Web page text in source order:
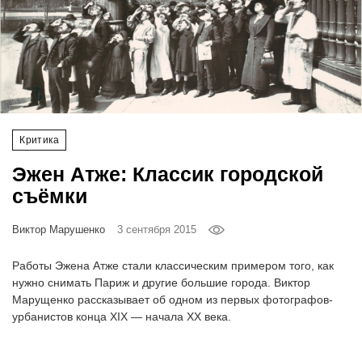
Критика
Эжен Атже: Классик городской
съёмки
Виктор Марушенко 3 сентября 2015
Работы Эжена Атже стали классическим примером того, как
нужно снимать Париж и другие большие города. Виктор
Марущенко рассказывает об одном из первых фотографов-
урбанистов конца XIX — начала XX века.